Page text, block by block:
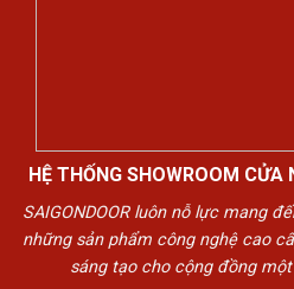
HỆ THỐNG SHOWROOM
SAIGONDOOR luôn nỗ lực mang
những sản phẩm công nghệ cao
sáng tạo cho cộng đồng